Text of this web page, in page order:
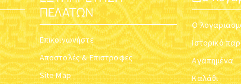
ΠΕΛΑΤΏΝ
Επικοινωνήστε
Αποστολές & Επιστροφές
Site Map
Ο
Ιστορικό
Αγαπημένα
Καλάθι